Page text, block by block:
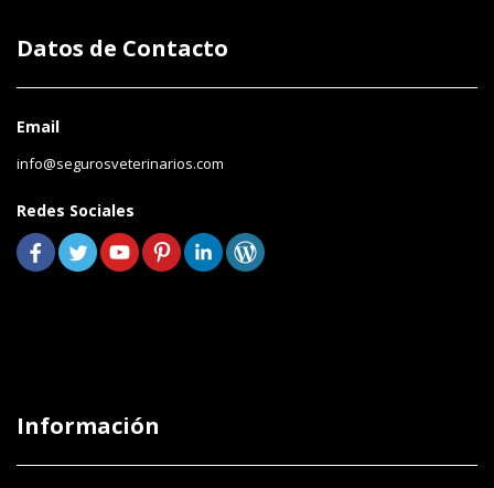
Datos de Contacto
Email
info@segurosveterinarios.com
Redes Sociales
Información